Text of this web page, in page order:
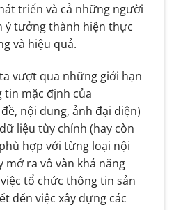
triển và cả những người
ý tưởng thành hiện thực
và hiệu quả.
vượt qua những giới hạn
mặc định của
nội dung, ảnh đại diện)
liệu tùy chỉnh (hay còn
hợp với từng loại nội
mở ra vô vàn khả năng
tổ chức thông tin sản
đến việc xây dựng các